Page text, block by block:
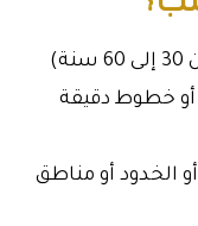
أو خطوط دقيقة
الخدود أو مناطق